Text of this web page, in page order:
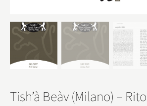
Tish’à Beàv (Milano) –